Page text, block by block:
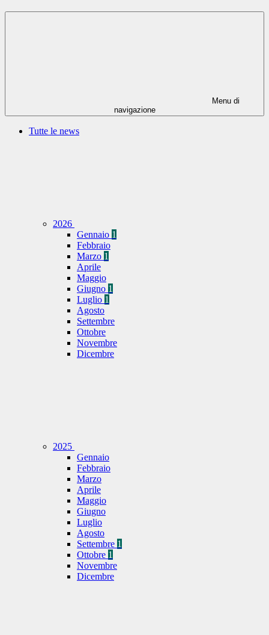
Menu di
navigazione
Tutte le news
2026
Gennaio 1
Febbraio
Marzo 1
Aprile
Maggio
Giugno 1
Luglio 1
Agosto
Settembre
Ottobre
Novembre
Dicembre
2025
Gennaio
Febbraio
Marzo
Aprile
Maggio
Giugno
Luglio
Agosto
Settembre 1
Ottobre 1
Novembre
Dicembre